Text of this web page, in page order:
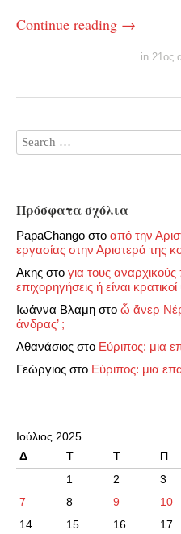
Continue reading →
in 21ος
Πρόσφατα σχόλια
PapaChango στο από την
εργασίας στην Αριστερά της
Ακης στο για τους
επιχορηγήσεις ή είναι
Ιωάννα Βλαμη στο ὦ ἄνερ
άνδρας’ ;
Αθανάσιος στο Εύριπος: μια
Γεώργιος στο Εύριπος: μια
Ιούλιος 2025
Δ
Τ Τ Π
1
2 3
7
8 9 10
14
15 16 17